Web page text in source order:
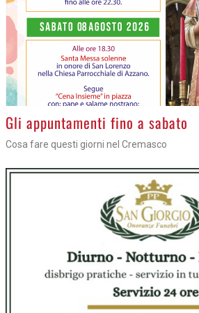
Gli appuntamenti fino a sabato
Cosa fare questi giorni nel Cremasco